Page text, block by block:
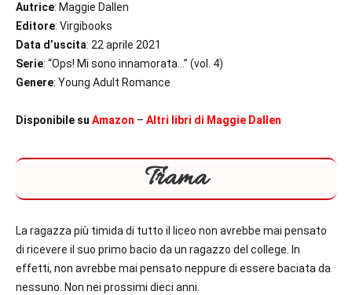
Autrice: Maggie Dallen
Editore: Virgibooks
Data d’uscita: 22 aprile 2021
Serie: “Ops! Mi sono innamorata…” (vol. 4)
Genere: Young Adult Romance
Disponibile su Amazon – Altri libri di Maggie Dallen
Trama
La ragazza più timida di tutto il liceo non avrebbe mai pensato
di ricevere il suo primo bacio da un ragazzo del college. In
effetti, non avrebbe mai pensato neppure di essere baciata da
nessuno. Non nei prossimi dieci anni.